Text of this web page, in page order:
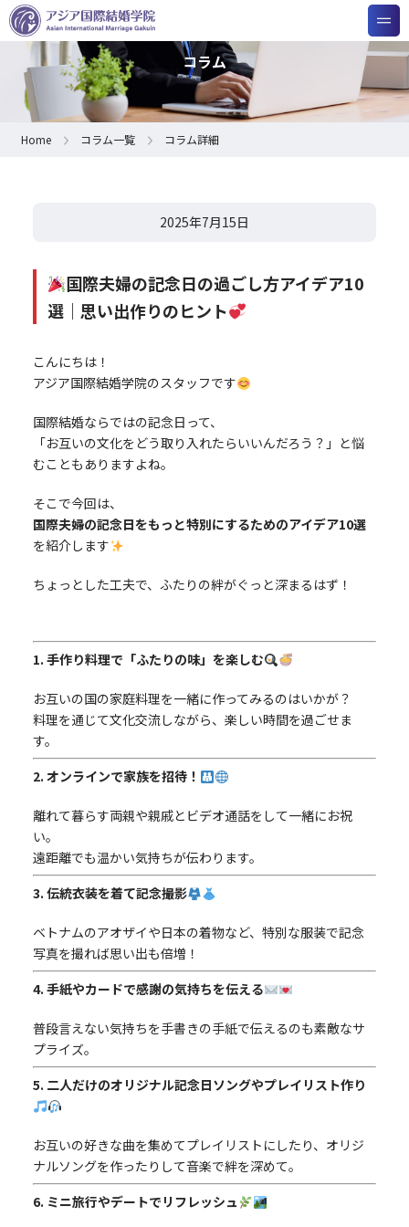
コラム
Home コラム一覧 コラム詳細
2025年7月15日
国際夫婦の記念日の過ごし方アイデア10
選｜思い出作りのヒント
こんにちは！
アジア国際結婚学院のスタッフです
国際結婚ならではの記念日って、
「お互いの文化をどう取り入れたらいいんだろう？」と悩
むこともありますよね。
そこで今回は、
国際夫婦の記念日をもっと特別にするためのアイデア10選
を紹介します
ちょっとした工夫で、ふたりの絆がぐっと深まるはず！
1. 手作り料理で「ふたりの味」を楽しむ
お互いの国の家庭料理を一緒に作ってみるのはいかが？
料理を通じて文化交流しながら、楽しい時間を過ごせま
す。
2. オンラインで家族を招待！
離れて暮らす両親や親戚とビデオ通話をして一緒にお祝
い。
遠距離でも温かい気持ちが伝わります。
3. 伝統衣装を着て記念撮影
ベトナムのアオザイや日本の着物など、特別な服装で記念
写真を撮れば思い出も倍増！
4. 手紙やカードで感謝の気持ちを伝える
普段言えない気持ちを手書きの手紙で伝えるのも素敵なサ
プライズ。
5. 二人だけのオリジナル記念日ソングやプレイリスト作り
お互いの好きな曲を集めてプレイリストにしたり、オリジ
ナルソングを作ったりして音楽で絆を深めて。
6. ミニ旅行やデートでリフレッシュ